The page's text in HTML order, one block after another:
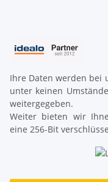
Ihre Daten werden bei
unter keinen
weitergegeben.
Weiter bieten wir
eine 256-Bit